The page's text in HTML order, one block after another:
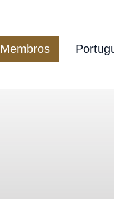
Membros